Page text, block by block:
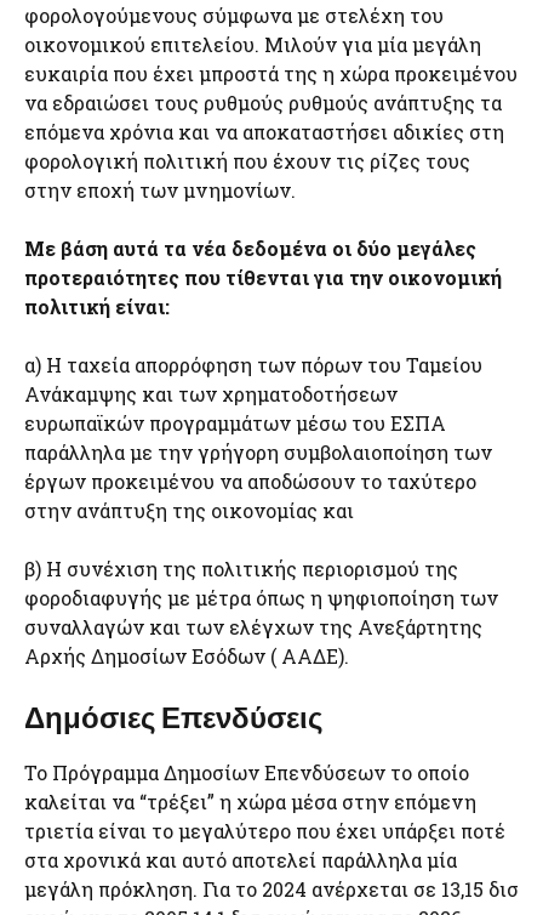
φορολογούμενους σύμφωνα με στελέχη του
οικονομικού επιτελείου. Μιλούν για μία μεγάλη
ευκαιρία που έχει μπροστά της η χώρα προκειμένου
να εδραιώσει τους ρυθμούς ρυθμούς ανάπτυξης τα
επόμενα χρόνια και να αποκαταστήσει αδικίες στη
φορολογική πολιτική που έχουν τις ρίζες τους
στην εποχή των μνημονίων.
Με βάση αυτά τα νέα δεδομένα οι δύο μεγάλες
προτεραιότητες που τίθενται για την οικονομική
πολιτική είναι:
α) Η ταχεία απορρόφηση των πόρων του Ταμείου
Ανάκαμψης και των χρηματοδοτήσεων
ευρωπαϊκών προγραμμάτων μέσω του ΕΣΠΑ
παράλληλα με την γρήγορη συμβολαιοποίηση των
έργων προκειμένου να αποδώσουν το ταχύτερο
στην ανάπτυξη της οικονομίας και
β) Η συνέχιση της πολιτικής περιορισμού της
φοροδιαφυγής με μέτρα όπως η ψηφιοποίηση των
συναλλαγών και των ελέγχων της Ανεξάρτητης
Αρχής Δημοσίων Εσόδων ( ΑΑΔΕ).
Δημόσιες Επενδύσεις
Το Πρόγραμμα Δημοσίων Επενδύσεων το οποίο
καλείται να “τρέξει” η χώρα μέσα στην επόμενη
τριετία είναι το μεγαλύτερο που έχει υπάρξει ποτέ
στα χρονικά και αυτό αποτελεί παράλληλα μία
μεγάλη πρόκληση. Για το 2024 ανέρχεται σε 13,15 δισ